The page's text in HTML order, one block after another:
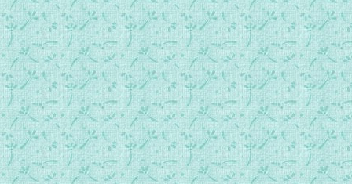
064.底波拉和巴拉.mp3
065.基甸和天使.mp3
066.基甸的大胜利.mp3
067.路得和拿俄米.mp3
068.路得拾麦穗.mp3
069.路得嫁给波阿斯.mp3
070.哈拿和撒母耳.mp3